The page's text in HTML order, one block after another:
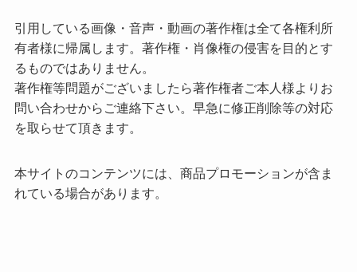
引用している画像・音声・動画の著作権は全て各権利所
有者様に帰属します。著作権・肖像権の侵害を目的とす
るものではありません。
著作権等問題がございましたら著作権者ご本人様よりお
問い合わせからご連絡下さい。早急に修正削除等の対応
を取らせて頂きます。
本サイトのコンテンツには、商品プロモーションが含ま
れている場合があります。